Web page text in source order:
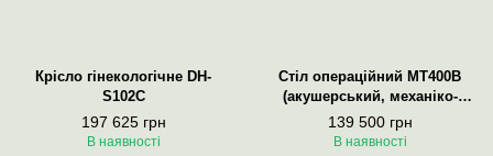
Крісло гінекологічне DH-
S102C
197 625 грн
В наявності
Стіл операційний МТ400В
(акушерський, механіко-
гідравлічний)
139 500 грн
В наявності